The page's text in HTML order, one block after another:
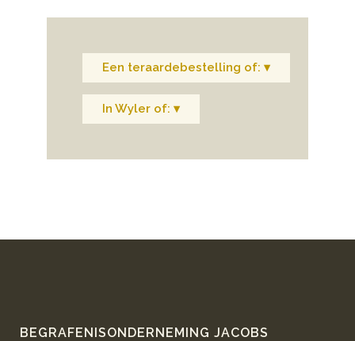
Een teraardebestelling of: ▾
In Wyler of: ▾
BEGRAFENISONDERNEMING JACOBS